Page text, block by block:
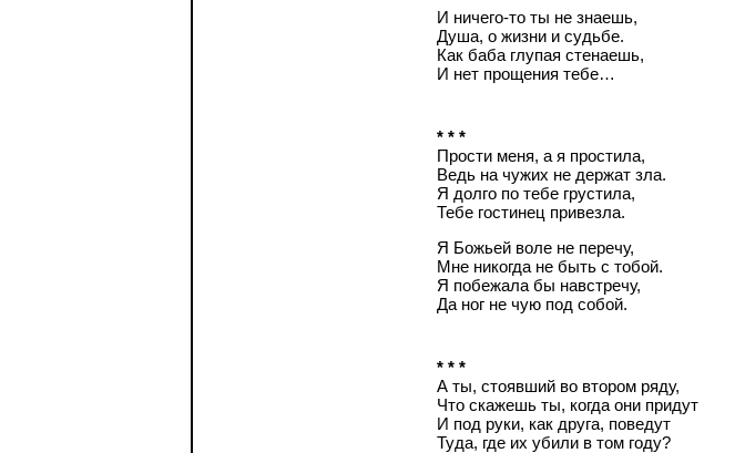
И ничего-то ты не знаешь,
Душа, о жизни и судьбе.
Как баба глупая стенаешь,
И нет прощения тебе…
* * *
Прости меня, а я простила,
Ведь на чужих не держат зла.
Я долго по тебе грустила,
Тебе гостинец привезла.
Я Божьей воле не перечу,
Мне никогда не быть с тобой.
Я побежала бы навстречу,
Да ног не чую под собой.
* * *
А ты, стоявший во втором ряду,
Что скажешь ты, когда они придут
И под руки, как друга, поведут
Туда, где их убили в том году?